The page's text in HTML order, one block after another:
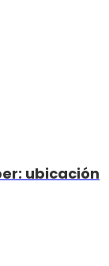
ubicación